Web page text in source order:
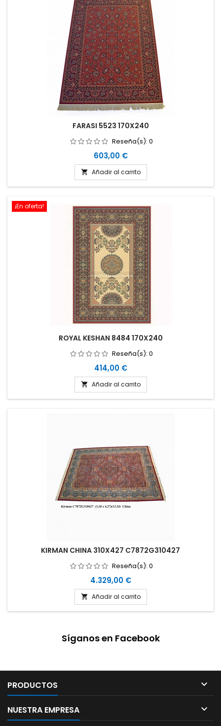
FARASI 5523 170X240
Reseña(s): 0
Precio
603,00 €
 Añadir al carrito
¡En oferta!
ROYAL KESHAN 8484 170X240
Reseña(s): 0
Precio
414,00 €
 Añadir al carrito
KIRMAN CHINA 310X427 C7872G310427
Reseña(s): 0
Precio
4.329,00 €
 Añadir al carrito
Síganos en Facebook
PRODUCTOS 
NUESTRA EMPRESA 